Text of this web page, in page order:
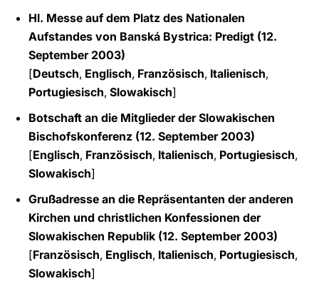
Hl. Messe auf dem Platz des Nationalen
Aufstandes von Banská Bystrica: Predigt (12.
September 2003)
[Deutsch, Englisch, Französisch, Italienisch,
Portugiesisch, Slowakisch]
Botschaft an die Mitglieder der Slowakischen
Bischofskonferenz (12. September 2003)
[Englisch, Französisch, Italienisch, Portugiesisch,
Slowakisch]
Grußadresse an die Repräsentanten der anderen
Kirchen und christlichen Konfessionen der
Slowakischen Republik (12. September 2003)
[Französisch, Englisch, Italienisch, Portugiesisch,
Slowakisch]